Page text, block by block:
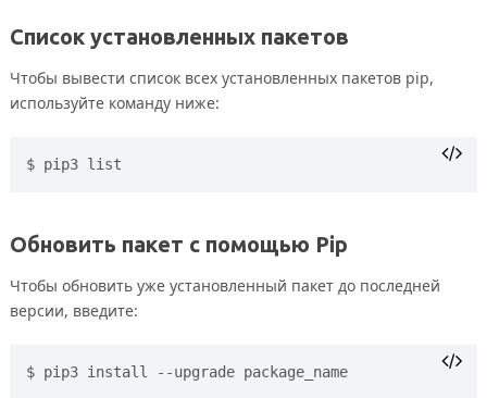
Список установленных пакетов
Чтобы вывести список всех установленных пакетов pip,
используйте команду ниже:
pip3 list
Обновить пакет с помощью Pip
Чтобы обновить уже установленный пакет до последней
версии, введите:
pip3 install --upgrade package_name